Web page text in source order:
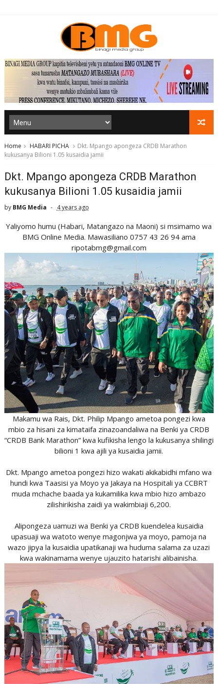
Home HABARI PICHA
Dkt. Mpango apongeza CRDB Marathon
kukusanya Bilioni 1.05 kusaidia jamii
Dkt. Mpango apongeza CRDB Marathon
kukusanya Bilioni 1.05 kusaidia jamii
by BMG Media 4 years ago
Yaliyomo humu (Habari, Matangazo na Maoni) si msimamo wa
BMG Online Media. Mawasiliano 0757 43 26 94 ama
ripotabmg@gmail.com
Makamu wa Rais, Dkt. Philip Mpango ametoa pongezi kwa
mbio za hisani za kimataifa zinazoandaliwa na Benki ya CRDB
“CRDB Bank Marathon” kwa kufikisha lengo la kukusanya shilingi
bilioni 1 kwa ajili ya kusaidia jamii.
Dkt. Mpango ametoa pongezi hizo wakati akikabidhi mfano wa
hundi kwa Taasisi ya Moyo ya Jakaya na Hospitali ya CCBRT
muda mchache baada ya kukamilika kwa mbio hizo ambazo
zilishirikisha zaidi ya wakimbiaji 6,200.
Alipongeza uamuzi wa Benki ya CRDB kuendelea kusaidia
upasuaji wa watoto wenye magonjwa ya moyo, pamoja na
wazo jipya la kusaidia upatikanaji wa huduma salama za uzazi
kwa wakinamama wenye ujauzito hatarishi alibainisha.